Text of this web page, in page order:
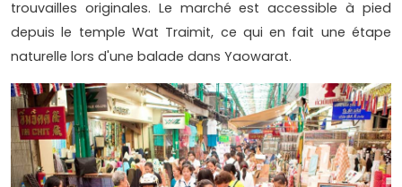
trouvailles originales. Le marché est accessible à pied
depuis le temple Wat Traimit, ce qui en fait une étape
naturelle lors d'une balade dans Yaowarat.